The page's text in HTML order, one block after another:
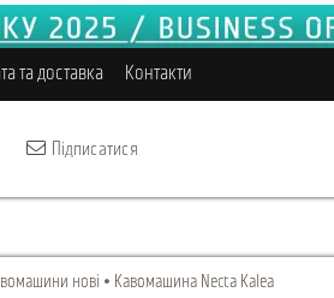
та доставка Контакти
Підписатися
нові Кавомашина Necta Kalea